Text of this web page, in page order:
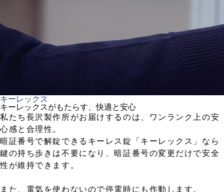
キーレックス
キーレックスがもたらす、快適と安心
私たち長沢製作所がお届けするのは、ワンランク上の安
心感と合理性。
暗証番号で解錠できるキーレス錠「キーレックス」なら
鍵の持ち歩きは不要になり、暗証番号の変更だけで安全
性が維持できます。
また、電気を使わないので停電時にも作動します。